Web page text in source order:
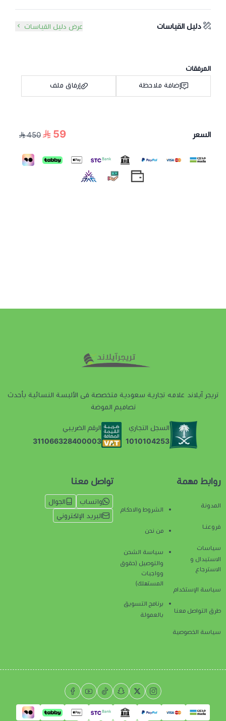
دليل القياسات عرض دليل القياسات
المرفقات
إضافة ملاحظة إرفاق ملف
السعر 59
450
تريجر آيلاند علامه تجارية سعودية متخصصة فى الألبسة النسائية بأحدث
تصاميم الموضة
السجل التجاري
1010104253
الرقم الضريبي
311066328400003
روابط مهمة
المدونة
فروعنـا
سياسات
الاستبدال و
الاسترجاع
سياسة الإستخدام
طرق التواصل معنا
سياسة الخصوصية
الشروط والاحكام
من نحن
سياسة الشحن
والتوصيل (حقوق
وواجبات
المستهلك)
برنامج التسويق
بالعمولة
تواصل معنا
واتساب
الجوال
البريد الإلكتروني